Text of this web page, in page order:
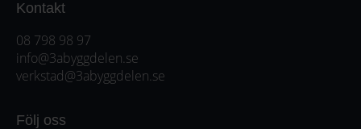
Kontakt
08 798 98 97
info@3abyggdelen.se
verkstad@3abyggdelen.se
Följ oss